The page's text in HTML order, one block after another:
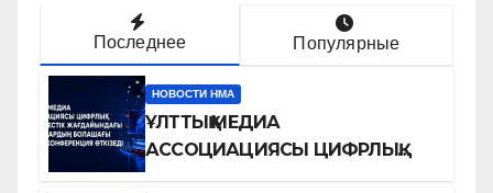
Последнее Популярные
НОВОСТИ НМА
ҰЛТТЫҚ МЕДИА
АССОЦИАЦИЯСЫ ЦИФРЛЫҚ